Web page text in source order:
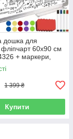
дошка для
60x90 см
+ маркери,
1 399 ₴
Купити